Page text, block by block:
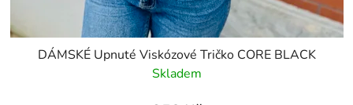
DÁMSKÉ Upnuté Viskózové Tričko CORE BLACK
Skladem